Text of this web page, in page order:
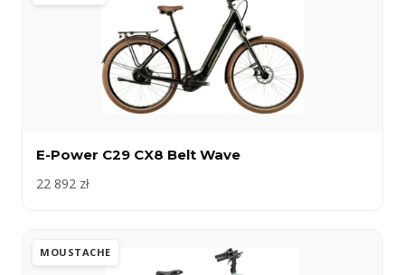
E-Power C29 CX8 Belt Wave
22 892 zł
MOUSTACHE